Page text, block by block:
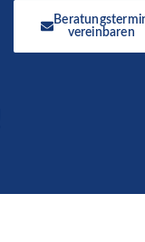
vereinbaren